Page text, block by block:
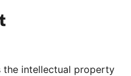
जानुहोस्
टम्बलर खाता भ्रमण गर्नुहोस्
the intellectual property